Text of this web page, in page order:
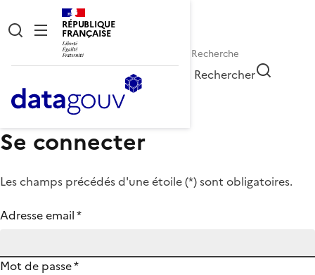
RÉPUBLIQUE
FRANÇAISE
Rechercher
Se connecter
Les champs précédés d'une étoile (*) sont obligatoires.
Adresse email*
Mot de passe*